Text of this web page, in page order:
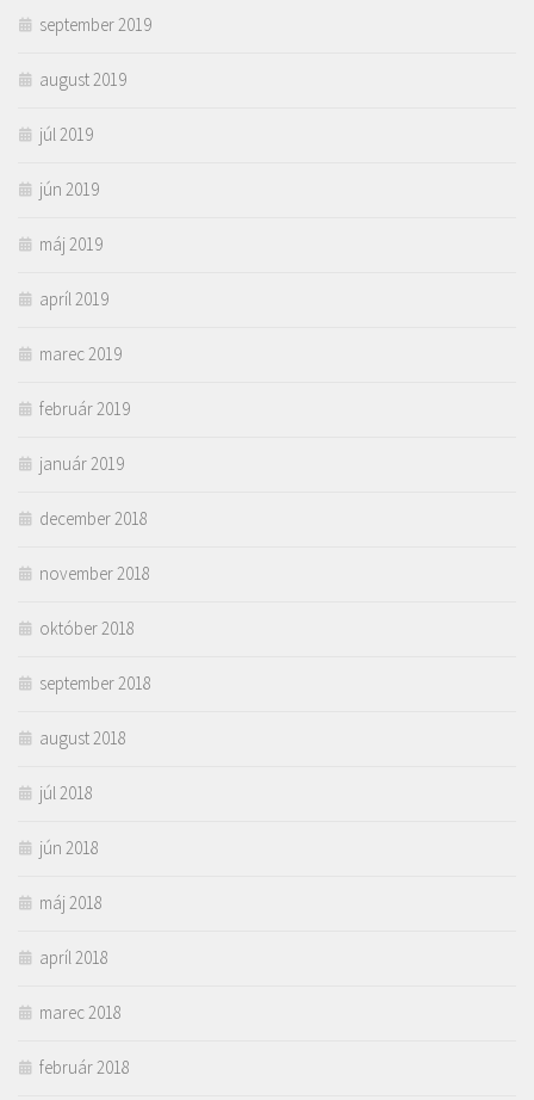
september 2019
august 2019
júl 2019
jún 2019
máj 2019
apríl 2019
marec 2019
február 2019
január 2019
december 2018
november 2018
október 2018
september 2018
august 2018
júl 2018
jún 2018
máj 2018
apríl 2018
marec 2018
február 2018